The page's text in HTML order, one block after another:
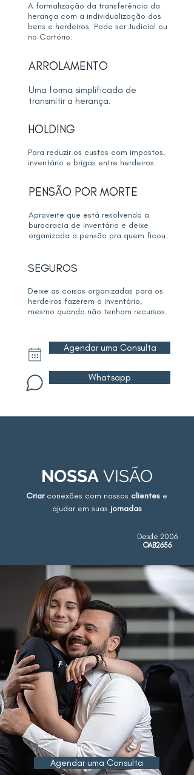
A formalização da transferência da
herança com a individualização dos
bens e herdeiros. Pode ser Judicial ou
no Cartório.
ARROLAMENTO
Uma forma simplificada de
transmitir a herança.
HOLDING
Para reduzir os custos com impostos,
inventário e brigas entre herdeiros.
PENSÃO POR MORTE
Aproveite que está resolvendo a
burocracia de inventário e deixe
organizada a pensão pra quem ficou.
SEGUROS
Deixe as coisas organizadas para os
herdeiros fazerem o inventário,
mesmo quando não tenham recursos.
Agendar uma Consulta
Whatsapp
NOSSA VISÃO
Criarconexões com nossos clientes e
ajudar em suas jornadas
Desde 2006
OAB2656
Agendar uma Consulta